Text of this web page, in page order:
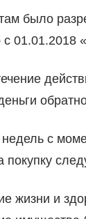
было
с 01.01.2018
с
покупку
жизни и